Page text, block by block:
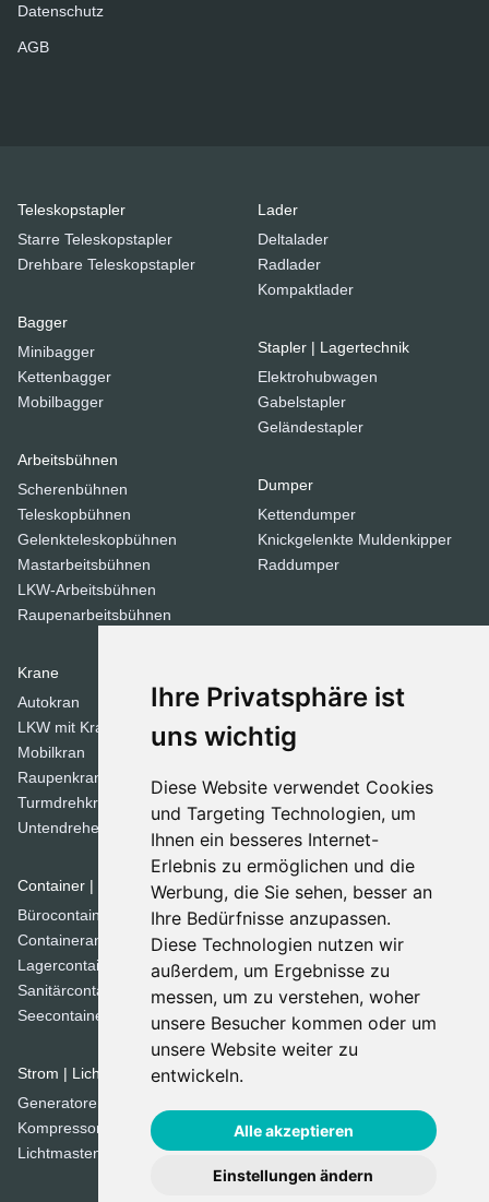
Ihre Privatsphäre ist
uns wichtig
Diese Website verwendet Cookies
und Targeting Technologien, um
Ihnen ein besseres Internet-
Erlebnis zu ermöglichen und die
Werbung, die Sie sehen, besser an
Ihre Bedürfnisse anzupassen.
Diese Technologien nutzen wir
außerdem, um Ergebnisse zu
messen, um zu verstehen, woher
unsere Besucher kommen oder um
unsere Website weiter zu
entwickeln.
Alle akzeptieren
Einstellungen ändern
Teleskopstapler
Starre Teleskopstapler
Drehbare Teleskopstapler
Bagger
Minibagger
Kettenbagger
Mobilbagger
Arbeitsbühnen
Scherenbühnen
Teleskopbühnen
Gelenkteleskopbühnen
Mastarbeitsbühnen
LKW-Arbeitsbühnen
Raupenarbeitsbühnen
Lader
Deltalader
Radlader
Kompaktlader
Stapler | Lagertechnik
Elektrohubwagen
Gabelstapler
Geländestapler
Dumper
Kettendumper
Knickgelenkte Muldenkipper
Raddumper
Krane
Autokran
LKW mit Kran
Mobilkran
Raupenkran
Turmdrehkrane
Untendreherkrane
Container | Raumsysteme
Bürocontainer
Containeranlage
Lagercontainer
Sanitärcontainer
Seecontainer
Strom | Licht | Luft
Generatoren
Kompressoren
Lichtmasten
Stampfer
Tandemwalzen
Walzen
Dozer
Planierraupen
Spezial Geräte
Betonmischer
Brechanlagen
Grabenfräse
Kehrmaschinen
Kommunaltechnik
Siebanlage
Datenschutz
AGB